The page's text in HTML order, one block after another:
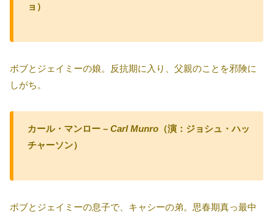
ョ）
ボブとジェイミーの娘。反抗期に入り、父親のことを邪険に
しがち。
カール・マンロー – Carl Munro（演：ジョシュ・ハッ
チャーソン）
ボブとジェイミーの息子で、キャシーの弟。思春期真っ最中